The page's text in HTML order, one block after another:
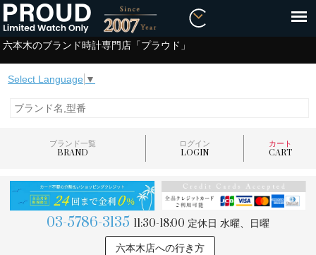
六本木のブランド時計専門店「プラウド」
Select Language ▼
ブランド一覧
BRAND
ログイン
LOGIN
カート
CART
03-5786-3135 11:30-18:00 定休日 水曜、日曜
六本木店への行き方